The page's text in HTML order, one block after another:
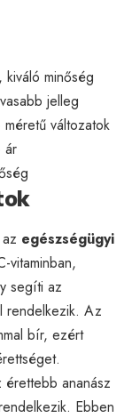
minőség
jelleg
változatok
ár
egészségügyi
vitaminban,
segíti az
rendelkezik. Az
bír, ezért
ananász
Ebben